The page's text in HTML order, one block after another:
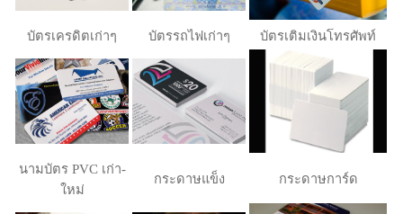
บัตรเครดิตเก่าๆ บัตรรถไฟเก่าๆ บัตรเติมเงินโทรศัพท์
นามบัตร PVC เก่า-
ใหม่
กระดาษแข็ง กระดาษการ์ด